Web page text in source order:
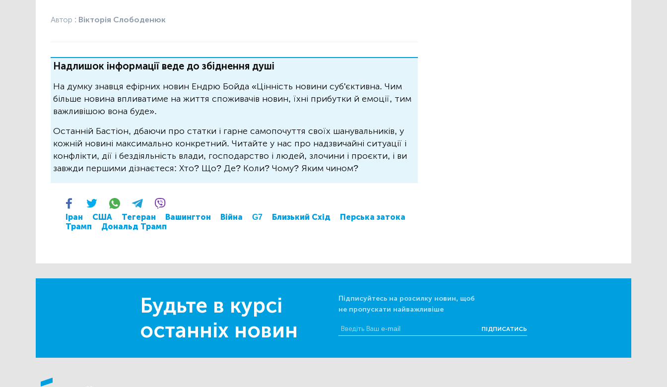
Автор : Вікторія Слободенюк
Надлишок інформації веде до збіднення душі
На думку знавця ефірних новин Ендрю Бойда «Цінність новини суб'єктивна. Чим
більше новина впливатиме на життя споживачів новин, їхні прибутки й емоції, тим
важливішою вона буде».
Останній Бастіон, дбаючи про статки і гарне самопочуття своїх шанувальників, у
кожній новині максимально конкретний. Читайте у нас про надзвичайні ситуації і
конфлікти, дії і бездіяльність влади, господарство і людей, злочини і проєкти, і ви
завжди першими дізнаєтеся: Хто? Що? Де? Коли? Чому? Яким чином?
Іран США Тегеран Вашингтон Війна G7 Близький Схід
Перська затока
Трамп
Дональд Трамп
Будьте в курсі
останніх новин
Підписуйтесь на розсилку новин, щоб
не пропускати найважливіше
ПІДПИСАТИСЬ